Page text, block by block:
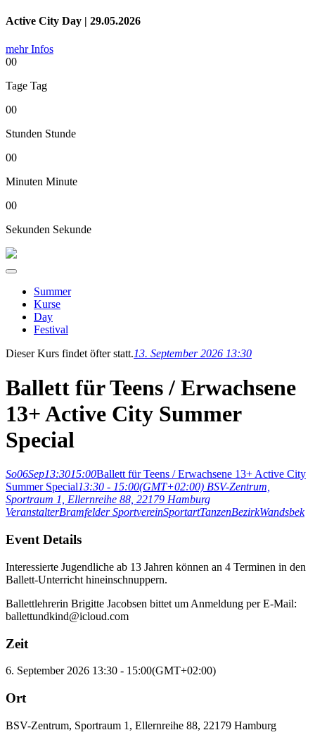
Active City Day | 29.05.2026
mehr Infos
00
Tage Tag
00
Stunden Stunde
00
Minuten Minute
00
Sekunden Sekunde
Summer
Kurse
Day
Festival
Dieser Kurs findet öfter statt.13. September 2026 13:30
Ballett für Teens / Erwachsene
13+ Active City Summer
Special
So06Sep13:3015:00Ballett für Teens / Erwachsene 13+ Active City
Summer Special13:30 - 15:00(GMT+02:00) BSV-Zentrum,
Sportraum 1, Ellernreihe 88, 22179 Hamburg
VeranstalterBramfelder SportvereinSportartTanzenBezirkWandsbek
Event Details
Interessierte Jugendliche ab 13 Jahren können an 4 Terminen in den
Ballett-Unterricht hineinschnuppern.
Ballettlehrerin Brigitte Jacobsen bittet um Anmeldung per E-Mail:
ballettundkind@icloud.com
Zeit
6. September 2026 13:30 - 15:00(GMT+02:00)
Ort
BSV-Zentrum, Sportraum 1, Ellernreihe 88, 22179 Hamburg